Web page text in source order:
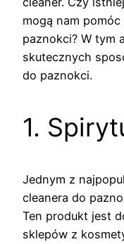
mogą nam
paznokci? W tym
skutecznych
do paznokci.
1.
Jednym z
cleanera do
Ten produkt jest
sklepów z